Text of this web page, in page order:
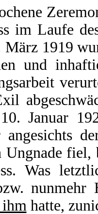
im Laufe
März 1919
und
Januar
angesichts
fiel,
Was
nunmehr
hatte,